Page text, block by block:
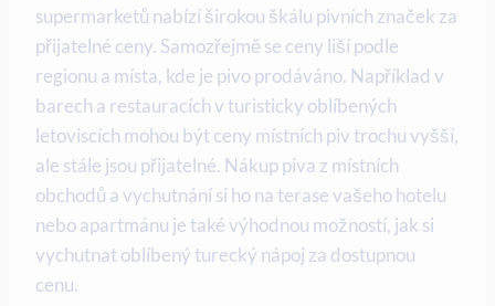
supermarketů nabízí širokou škálu pivních značek za
přijatelné ceny. Samozřejmě se ceny liší podle
regionu a místa, kde je pivo prodáváno. Například v
barech a restauracích v turisticky oblíbených
letoviscích mohou být ceny místních piv trochu vyšší,
ale stále jsou přijatelné. Nákup piva z místních
obchodů a vychutnání si ho na terase vašeho hotelu
nebo apartmánu je také výhodnou možností, jak si
vychutnat oblíbený turecký nápoj za dostupnou
cenu.